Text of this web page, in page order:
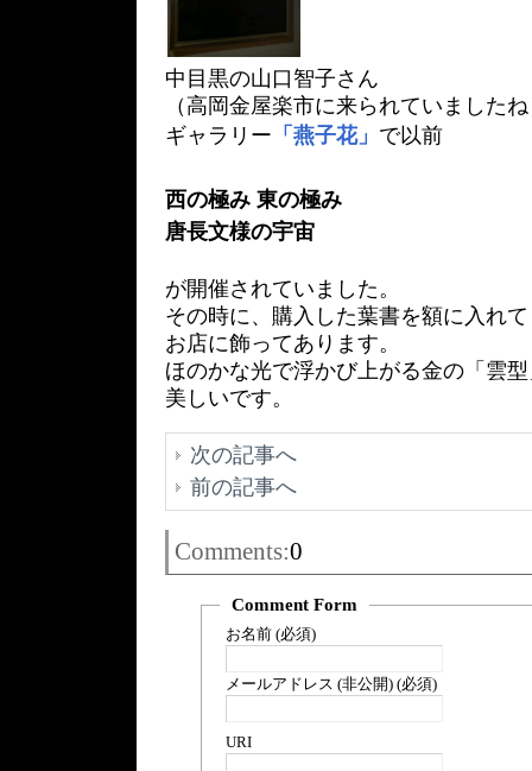
中目黒の山口智子さん
（高岡金屋楽市に来られていました
ギャラリー 「燕子花」 で以前
西の極み 東の極み
唐長文様の宇宙
が開催されていました。
その時に、購入した葉書を額に入れて
お店に飾ってあります。
ほのかな光で浮かび上がる金の「雲
美しいです。
次の記事へ
前の記事へ
Comments:0
Comment Form
お名前 (必須)
メールアドレス (非公開) (必須)
URI